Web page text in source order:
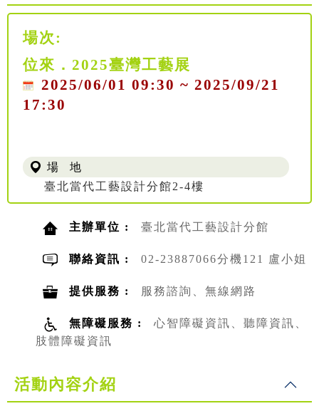
場次:
位來．2025臺灣工藝展
2025/06/01 09:30 ~ 2025/09/21
17:30
場 地
臺北當代工藝設計分館2-4樓
主辦單位 : 臺北當代工藝設計分館
聯絡資訊 : 02-23887066分機121 盧小姐
提供服務 : 服務諮詢、無線網路
無障礙服務 :
心智障礙資訊、聽障資訊、
肢體障礙資訊
活動內容介紹